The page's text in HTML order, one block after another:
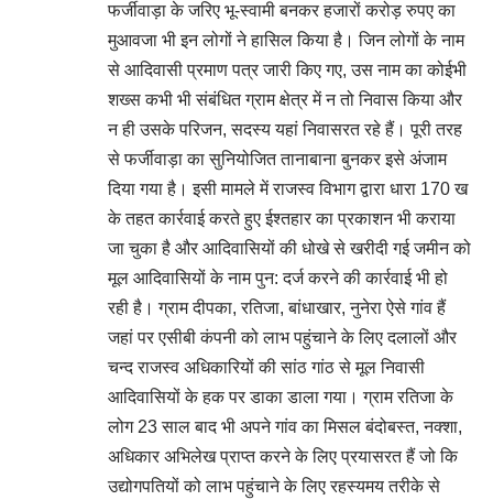
फर्जीवाड़ा के जरिए भू-स्वामी बनकर हजारों करोड़ रुपए का
मुआवजा भी इन लोगों ने हासिल किया है। जिन लोगों के नाम
से आदिवासी प्रमाण पत्र जारी किए गए, उस नाम का कोईभी
शख्स कभी भी संबंधित ग्राम क्षेत्र में न तो निवास किया और
न ही उसके परिजन, सदस्य यहां निवासरत रहे हैं। पूरी तरह
से फर्जीवाड़ा का सुनियोजित तानाबाना बुनकर इसे अंजाम
दिया गया है। इसी मामले में राजस्व विभाग द्वारा धारा 170 ख
के तहत कार्रवाई करते हुए ईश्तहार का प्रकाशन भी कराया
जा चुका है और आदिवासियों की धोखे से खरीदी गई जमीन को
मूल आदिवासियों के नाम पुन: दर्ज करने की कार्रवाई भी हो
रही है। ग्राम दीपका, रतिजा, बांधाखार, नुनेरा ऐसे गांव हैं
जहां पर एसीबी कंपनी को लाभ पहुंचाने के लिए दलालों और
चन्द राजस्व अधिकारियों की सांठ गांठ से मूल निवासी
आदिवासियों के हक पर डाका डाला गया। ग्राम रतिजा के
लोग 23 साल बाद भी अपने गांव का मिसल बंदोबस्त, नक्शा,
अधिकार अभिलेख प्राप्त करने के लिए प्रयासरत हैं जो कि
उद्योगपतियों को लाभ पहुंचाने के लिए रहस्यमय तरीके से